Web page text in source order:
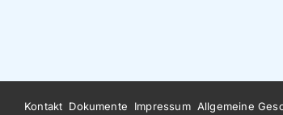
Kontakt Dokumente Impressum Allgemeine